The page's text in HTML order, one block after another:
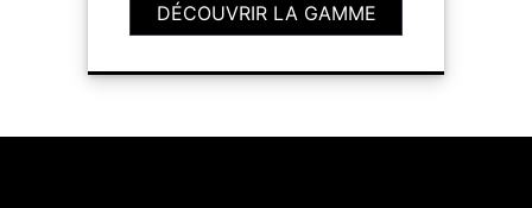
DÉCOUVRIR LA GAMME